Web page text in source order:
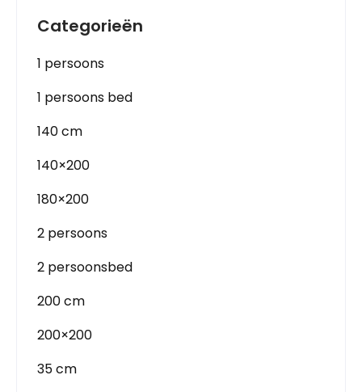
Categorieën
1 persoons
1 persoons bed
140 cm
140×200
180×200
2 persoons
2 persoonsbed
200 cm
200×200
35 cm